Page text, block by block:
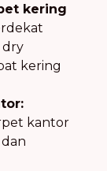
kering
dry
kering
kantor